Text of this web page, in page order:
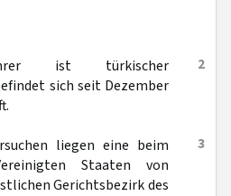
2
ist türkischer
sich seit Dezember
3
liegen eine beim
Staaten von
Gerichtsbezirk des